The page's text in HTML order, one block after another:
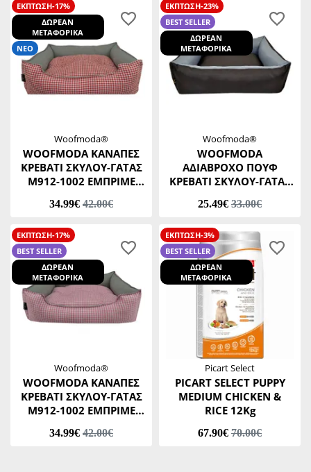
ΕΚΠΤΩΣΗ-17%
ΔΩΡΕΑΝ
ΜΕΤΑΦΟΡΙΚΑ
ΝΕΟ
Woofmoda®
WOOFMODA ΚΑΝΑΠΕΣ
ΚΡΕΒΑΤΙ ΣΚΥΛΟΥ-ΓΑΤΑΣ
M912-1002 ΕΜΠΡΙΜΕ
Νο3 46 Χ 53 Χ Υ 20 CM
34.99€ 42.00€
ΕΚΠΤΩΣΗ-23%
BEST SELLER
ΔΩΡΕΑΝ
ΜΕΤΑΦΟΡΙΚΑ
Woofmoda®
WOOFMODA
ΑΔΙΑΒΡΟΧΟ ΠΟΥΦ
ΚΡΕΒΑΤΙ ΣΚΥΛΟΥ-ΓΑΤΑΣ
40 Χ 45 Χ Υ 20 CM
25.49€ 33.00€
ΕΚΠΤΩΣΗ-17%
BEST SELLER
ΔΩΡΕΑΝ
ΜΕΤΑΦΟΡΙΚΑ
Woofmoda®
WOOFMODA ΚΑΝΑΠΕΣ
ΚΡΕΒΑΤΙ ΣΚΥΛΟΥ-ΓΑΤΑΣ
M912-1002 ΕΜΠΡΙΜΕ
Χ 53 Χ Υ 20 CM
34.99€ 42.00€
ΕΚΠΤΩΣΗ-3%
BEST SELLER
ΔΩΡΕΑΝ
ΜΕΤΑΦΟΡΙΚΑ
Picart Select
PICART SELECT PUPPY
MEDIUM CHICKEN &
RICE 12Kg
67.90€ 70.00€